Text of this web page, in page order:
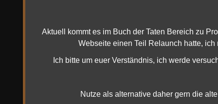
Als
Aktuell kommt es im Buch der Taten Bereich zu
Webseite einen Teil Relaunch hatte,
Ich bitte um euer Verständnis, ich werde
Nutze als alternative daher gern die